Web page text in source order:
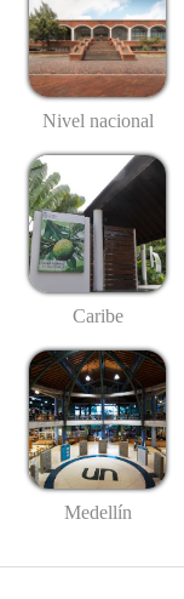
Nivel nacional
Caribe
Medellín